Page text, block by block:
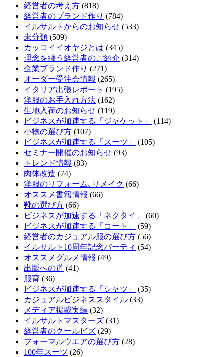
経営者の考え方 (818)
経営者のブランド作り (784)
イルサルトからのお知らせ (533)
未分類 (509)
カッコイイオヤジとは (345)
理念を纏う経営者のご紹介 (314)
企業ブランド作り (271)
オーダー受注会情報 (265)
イタリア出張レポート (195)
洋服のお手入れ方法 (162)
生地入荷のお知らせ (119)
ビジネスが加速する「ジャケット」
(114)
小物の選び方 (107)
ビジネスが加速する「スーツ」
(105)
セミナー開催のお知らせ (93)
トレンド情報 (83)
肉体改造 (74)
洋服のリフォーム､リメイク (66)
オススメ書籍情報 (66)
靴の選び方 (66)
ビジネスが加速する「ネクタイ」
(60)
ビジネスが加速する「コート」
(59)
経営者のカジュアル服の選び方 (56)
イルサルト10周年記念パーティ (54)
オススメグルメ情報 (49)
出版への道 (41)
服育 (36)
ビジネスが加速する「シャツ」
(35)
カジュアルビジネススタイル (33)
メディア掲載実績 (32)
イルサルトマスターズ (31)
経営者のクールビズ (29)
フォーマルウエアの選び方 (28)
100年スーツ (26)